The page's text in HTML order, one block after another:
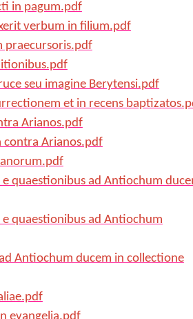
in pagum.pdf
verbum in filium.pdf
praecursoris.pdf
seu imagine Berytensi.pdf
et in recens
Arianos.pdf
Arianos.pdf
quaestionibus ad Antiochum
quaestionibus ad Antiochum
Antiochum ducem in collectione